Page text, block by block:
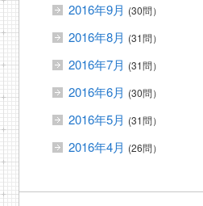
2016年9月 (30問）
2016年8月 (31問）
2016年7月 (31問）
2016年6月 (30問）
2016年5月 (31問）
2016年4月 (26問）